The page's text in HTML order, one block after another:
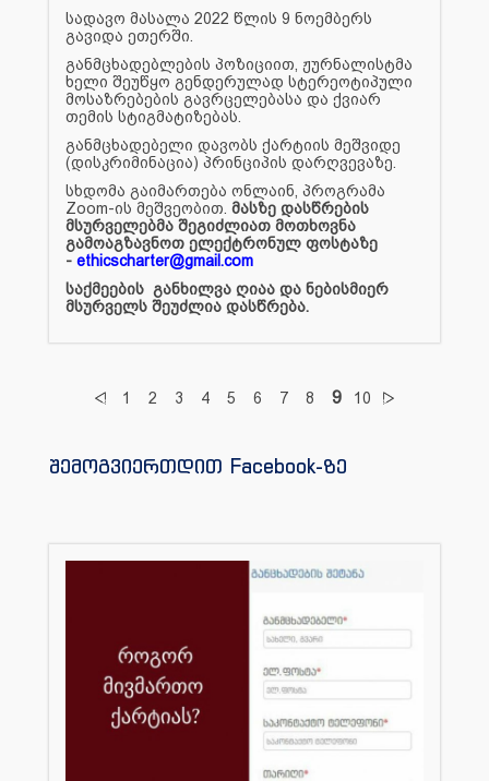
სადავო მასალა 2022 წლის 9 ნოემბერს
გავიდა ეთერში.
განმცხადებლების პოზიციით, ჟურნალისტმა
ხელი შეუწყო გენდერულად სტერეოტიპული
მოსაზრებების გავრცელებასა და ქვიარ
თემის სტიგმატიზებას.
განმცხადებელი დავობს ქარტიის მეშვიდე
(დისკრიმინაცია) პრინციპის დარღვევაზე.
სხდომა გაიმართება ონლაინ, პროგრამა
Zoom-ის მეშვეობით. მასზე დასწრების
მსურველებმა შეგიძლიათ მოთხოვნა
გამოაგზავნოთ ელექტრონულ ფოსტაზე
- ethicscharter@gmail.com
საქმეების განხილვა ღიაა და ნებისმიერ
მსურველს შეუძლია დასწრება.
1 2 3 4 5 6 7 8 9 10
შემოგვიერთდით Facebook-ზე